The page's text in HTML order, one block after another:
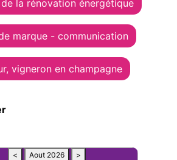
la rénovation énergétique
marque - communication
vigneron en champagne
< Aout 2026
>